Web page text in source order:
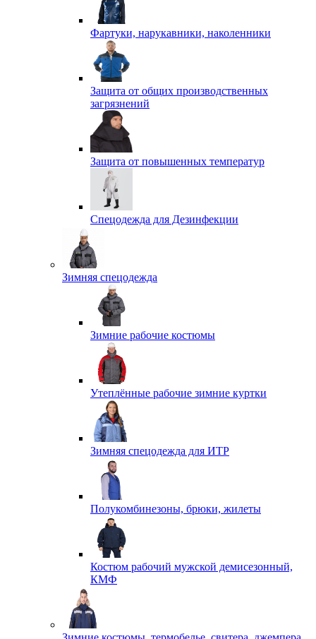
Фартуки, нарукавники, наколенники
Защита от общих производственных
загрязнений
Защита от повышенных температур
Спецодежда для Дезинфекции
Зимняя спецодежда
Зимние рабочие костюмы
Утеплённые рабочие зимние куртки
Зимняя спецодежда для ИТР
Полукомбинезоны, брюки, жилеты
Костюм рабочий мужской демисезонный,
КМФ